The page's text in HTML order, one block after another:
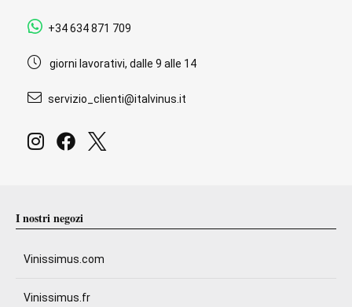
+34 634 871 709
giorni lavorativi, dalle 9 alle 14
servizio_clienti@italvinus.it
I nostri negozi
Vinissimus.com
Vinissimus.fr